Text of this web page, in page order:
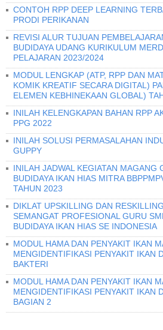
CONTOH RPP DEEP LEARNING
PRODI PERIKANAN
REVISI ALUR TUJUAN
BUDIDAYA UDANG KURIKULUM
PELAJARAN 2023/2024
MODUL LENGKAP (ATP, RPP DAN
KOMIK KREATIF SECARA DIGITAL)
ELEMEN KEBHINEKAAN GLOBAL)
INILAH KELENGKAPAN BAHAN RPP
PPG 2022
INILAH SOLUSI PERMASALAHAN
GUPPY
INILAH JADWAL KEGIATAN MAGANG
BUDIDAYA IKAN HIAS MITRA
TAHUN 2023
DIKLAT UPSKILLING DAN
SEMANGAT PROFESIONAL GURU
BUDIDAYA IKAN HIAS SE INDONESIA
MODUL HAMA DAN PENYAKIT IKAN
MENGIDENTIFIKASI PENYAKIT IKAN
BAKTERI
MODUL HAMA DAN PENYAKIT IKAN
MENGIDENTIFIKASI PENYAKIT IKAN
BAGIAN 2